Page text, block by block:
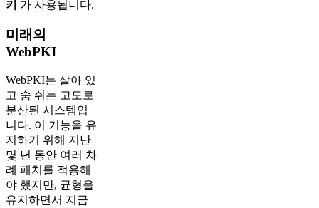
키
가 사용됩니다.
미래의
WebPKI
WebPKI는 살아 있
고 숨 쉬는 고도로
분산된 시스템입
니다. 이 기능을 유
지하기 위해 지난
몇 년 동안 여러 차
례 패치를 적용해
야 했지만, 균형을
유지하면서 지금